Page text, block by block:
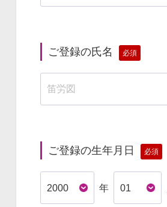
ご登録の氏名 必須
ご登録の生年月日 必須
年